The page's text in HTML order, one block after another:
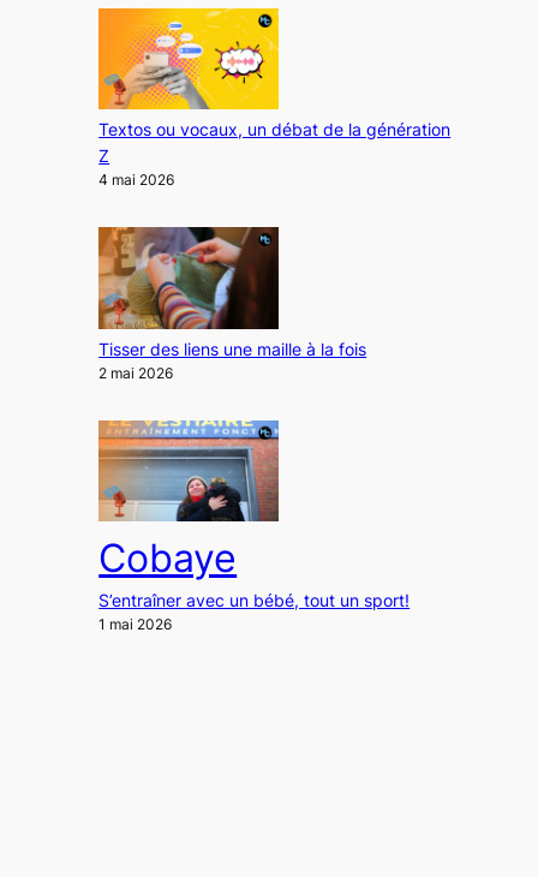
Textos ou vocaux, un débat de la génération
Z
4 mai 2026
Tisser des liens une maille à la fois
2 mai 2026
Cobaye
S’entraîner avec un bébé, tout un sport!
1 mai 2026